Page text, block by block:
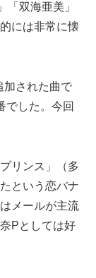
「双海亜美」
には非常に懐
加された曲で
でした。今回
リンス」（多
という恋バナ
メールが主流
Pとしては好